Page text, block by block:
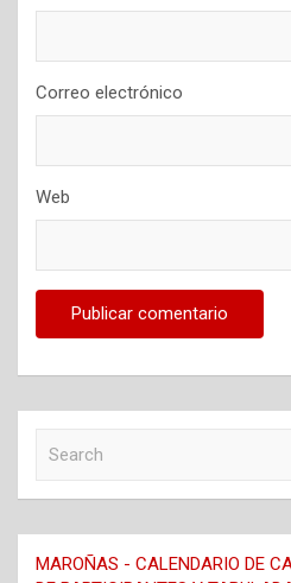
Correo electrónico
Web
c
h
MAROÑAS - CALENDARIO DE